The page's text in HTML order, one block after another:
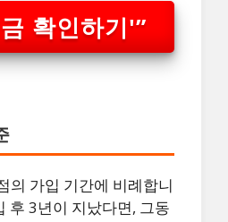
금 확인하기'”
의 가입 기간에 비례합니
후 3년이 지났다면, 그동